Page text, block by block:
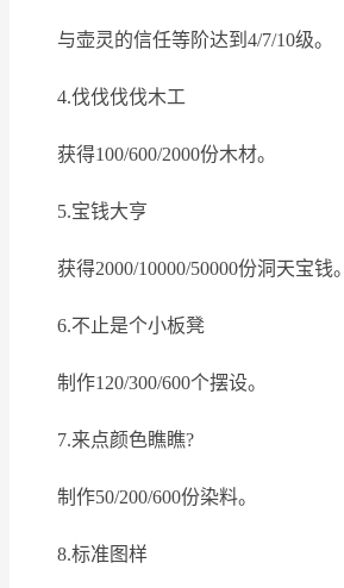
与壶灵的信任等阶达到4/7/10级。
4.伐伐伐伐木工
获得100/600/2000份木材。
5.宝钱大亨
获得2000/10000/50000份洞天宝钱。
6.不止是个小板凳
制作120/300/600个摆设。
7.来点颜色瞧瞧?
制作50/200/600份染料。
8.标准图样